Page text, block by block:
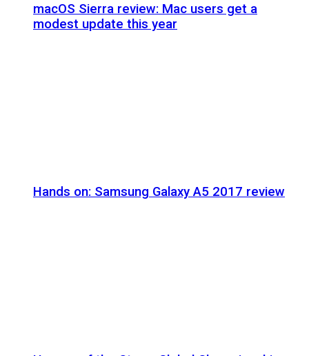
macOS Sierra review: Mac users get a
modest update this year
Hands on: Samsung Galaxy A5 2017 review